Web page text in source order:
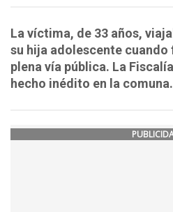
La víctima, de 33 años,
su hija adolescente cuando
plena vía pública. La
hecho inédito en la comuna.